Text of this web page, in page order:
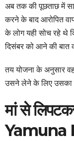
अब तक की पूछताछ में
करने के बाद आरोपित
के लोग यही सोच रहे थे
दिसंबर को आने की बात
तय योजना के अनुसार वह
उसने लेने के लिए उसका
मां से
Yamuna